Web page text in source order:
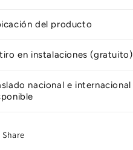
del producto
en instalaciones (gratuito)
nacional e internacional
Share